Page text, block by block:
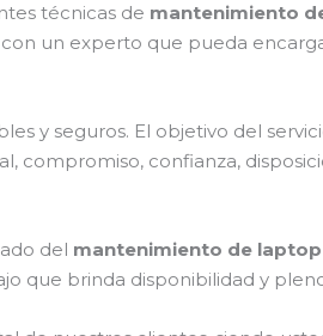
técnicas de mantenimiento
un experto que pueda
y seguros. El objetivo del
compromiso, confianza,
del mantenimiento de
que brinda disponibilidad y